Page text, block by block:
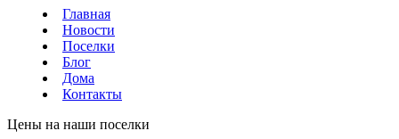
Главная
Новости
Поселки
Блог
Дома
Контакты
Цены на наши поселки